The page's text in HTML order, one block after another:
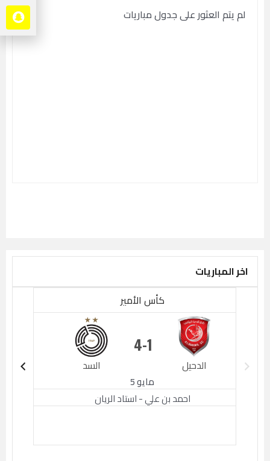
لم يتم العثور على جدول مباريات
اخر المباريات
كأس الأمير
الدحيل
1
السد
4
مايو 5
احمد بن علي - استاد الريان